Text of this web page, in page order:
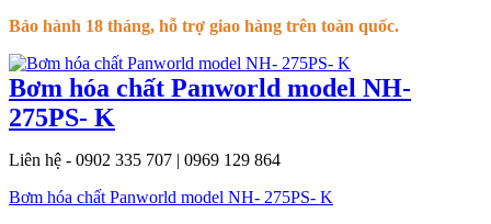
Bảo hành 18 tháng, hỗ trợ giao hàng trên toàn quốc.
Bơm hóa chất Panworld model NH-
275PS- K
Liên hệ - 0902 335 707 | 0969 129 864
Bơm hóa chất Panworld model NH- 275PS- K